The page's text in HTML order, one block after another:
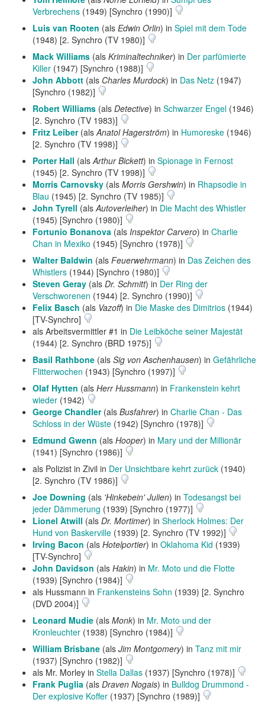
Verbrechens (1949) [Synchro (1990)]
Luis van Rooten (als Edwin Orlin) in Spiel mit dem Tode
(1948) [2. Synchro (TV 1980)]
Mack Williams (als Kriminaltechniker) in Der parfümierte
Killer (1947) [Synchro (1988)]
John Abbott (als Charles Murdock) in Das Netz (1947)
[Synchro (1982)]
Robert Williams (als Detective) in Schwarzer Engel (1946)
[2. Synchro (TV 1983)]
Fritz Leiber(alsAnatol Hagerström) in Humoreske (1946)
[2. Synchro (TV 1998)]
Porter Hall (alsArthur Bickett) in Spionage in Fernost
(1945) [2. Synchro (TV 1998)]
Morris Carnovsky (als Morris Gershwin) in Rhapsodie in
Blau (1945) [2. Synchro (TV 1985)]
John Tyrell (alsAutoverleiher) in Die Macht des Whistler
(1945) [Synchro (1980)]
Fortunio Bonanova (als Inspektor Carvero) in Charlie
Chan in Mexiko (1945) [Synchro (1978)]
Walter Baldwin (als Feuerwehrmann) in Das Zeichen des
Whistlers (1944) [Synchro (1980)]
Steven Geray (als Dr. Schmitt) in Der Ring der
Verschworenen (1944) [2. Synchro (1990)]
Felix Basch (als Vazoff) in Die Maske des Dimitrios (1944)
[TV-Synchro]
als Arbeitsvermittler #1 in Die Leibköche seiner Majestät
(1944) [2. Synchro (BRD 1975)]
Basil Rathbone (als Sig von Aschenhausen) in Gefährliche
Flitterwochen (1943) [Synchro (1997)]
Olaf Hytten (als Herr Hussmann) in Frankenstein kehrt
wieder (1942)
George Chandler(als Busfahrer) in Charlie Chan - Das
Schloss in der Wüste (1942) [Synchro (1978)]
Edmund Gwenn (als Hooper) in Mary und der Millionär
(1941) [Synchro (1986)]
als Polizist in Zivil in Der Unsichtbare kehrt zurück (1940)
[2. Synchro (TV 1986)]
Joe Downing (als 'Hinkebein' Julien) in Todesangst bei
jeder Dämmerung (1939) [Synchro (1977)]
Lionel Atwill (als Dr. Mortimer) in Sherlock Holmes: Der
Hund von Baskerville (1939) [2. Synchro (TV 1992)]
Irving Bacon (als Hotelportier) in Oklahoma Kid (1939)
[TV-Synchro]
John Davidson (als Hakin) in Mr. Moto und die Flotte
(1939) [Synchro (1984)]
als Hussmann in Frankensteins Sohn (1939) [2. Synchro
(DVD 2004)]
Leonard Mudie (als Monk) in Mr. Moto und der
Kronleuchter (1938) [Synchro (1984)]
William Brisbane (als Jim Montgomery) in Tanz mit mir
(1937) [Synchro (1982)]
als Mr. Morley in Stella Dallas (1937) [Synchro (1978)]
Frank Puglia (als Draven Nogais) in Bulldog Drummond -
Der explosive Koffer (1937) [Synchro (1989)]